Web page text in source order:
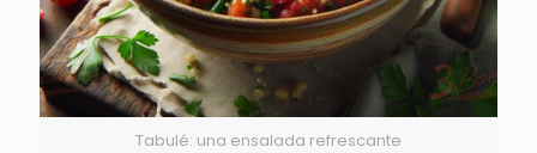
Tabulé: una ensalada refrescante